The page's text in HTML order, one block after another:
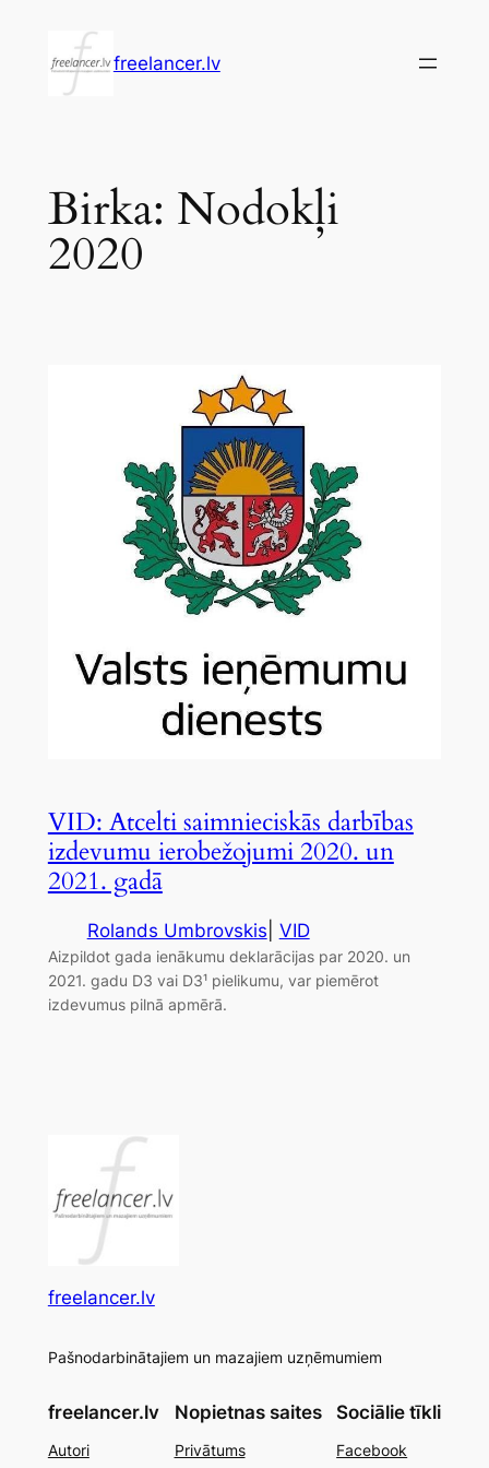
saturu
freelancer.lv
Birka: Nodokļi
2020
VID: Atcelti saimnieciskās darbības
izdevumu ierobežojumi 2020. un
2021. gadā
Rolands Umbrovskis VID
Aizpildot gada ienākumu deklarācijas par 2020. un
2021. gadu D3 vai D3¹ pielikumu, var piemērot
izdevumus pilnā apmērā.
freelancer.lv
Pašnodarbinātajiem un mazajiem uzņēmumiem
freelancer.lv
Autori
Nopietnas saites
Privātums
Sociālie tīkli
Facebook